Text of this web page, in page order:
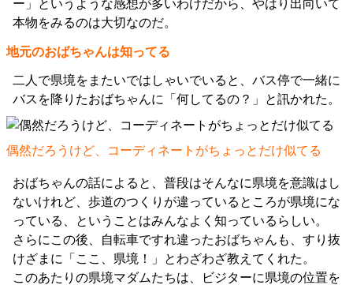
ー」というような感想が多いわけだから、やはり出向いて
本物をみるのは大切なのだ。
地元のおばちゃんは知ってる
二人で県境をまたいではしゃいでいると、バス停で一緒に
バスを降りたおばちゃんに「何してるの？」と訊かれた。
偶然だろうけど、コーディネートがちょっとだけ似てる
おばちゃんの話によると、普段はそんなに県境を意識はし
ないけれど、歩道のつくりが違っているところが県境にな
っている、ということはみんなよく知っているらしい。
さらにこの後、自転車ですれ違ったおばちゃんも、すり抜
けざまに「ここ、県境！」とわざわざ教えてくれた。
このあたりの県境マダムたちは、ビジターに県境の位置を